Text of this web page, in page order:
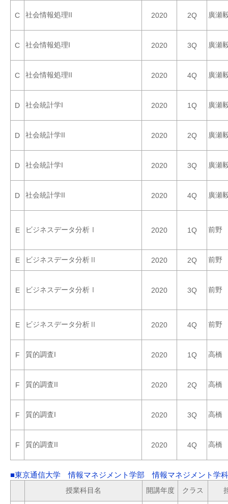
C 社会情報処理II 2020 2Q 廣瀬
C 社会情報処理I 2020 3Q 廣瀬
C 社会情報処理II 2020 4Q 廣瀬
D 社会統計学I 2020 1Q 廣瀬
D 社会統計学II 2020 2Q 廣瀬
D 社会統計学I 2020 3Q 廣瀬
D 社会統計学II 2020 4Q 廣瀬
E ビジネスデータ分析Ⅰ 2020 1Q 前野
E ビジネスデータ分析Ⅱ 2020 2Q 前野
E ビジネスデータ分析Ⅰ 2020 3Q 前野
E ビジネスデータ分析Ⅱ 2020 4Q 前野
F 質的調査I 2020 1Q 高橋
F 質的調査II 2020 2Q 高橋
F 質的調査I 2020 3Q 高橋
F 質的調査II 2020 4Q 高橋
■東京通信大学 情報マネジメント学部 情報マネジメント学
授業科目名 開講年度 クラス